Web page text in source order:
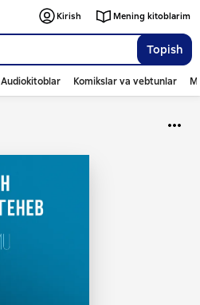
Topish
Kirish Mening kitoblarim
Audiokitoblar Komikslar va vebtunlar